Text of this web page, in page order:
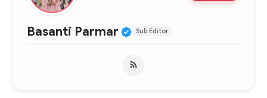
Basanti Parmar Verified Public Figure
Sub Editor